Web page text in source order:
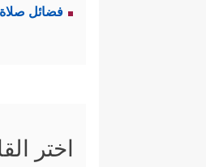
فضائل صلاة
اختر